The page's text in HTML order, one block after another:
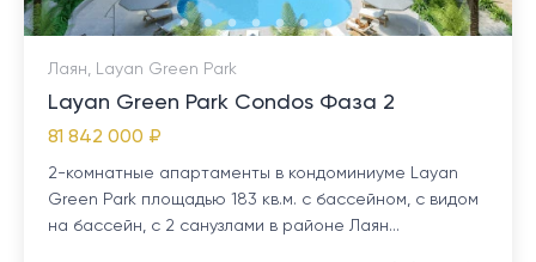
Лаян, Layan Green Park
Layan Green Park Condos Фаза 2
81 842 000 ₽
2-комнатные апартаменты в кондоминиуме Layan
Green Park площадью 183 кв.м. с бассейном, с видом
на бассейн, с 2 санузлами в районе Лаян...